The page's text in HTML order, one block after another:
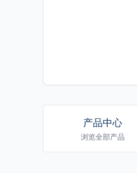
产品中心
浏览全部产品